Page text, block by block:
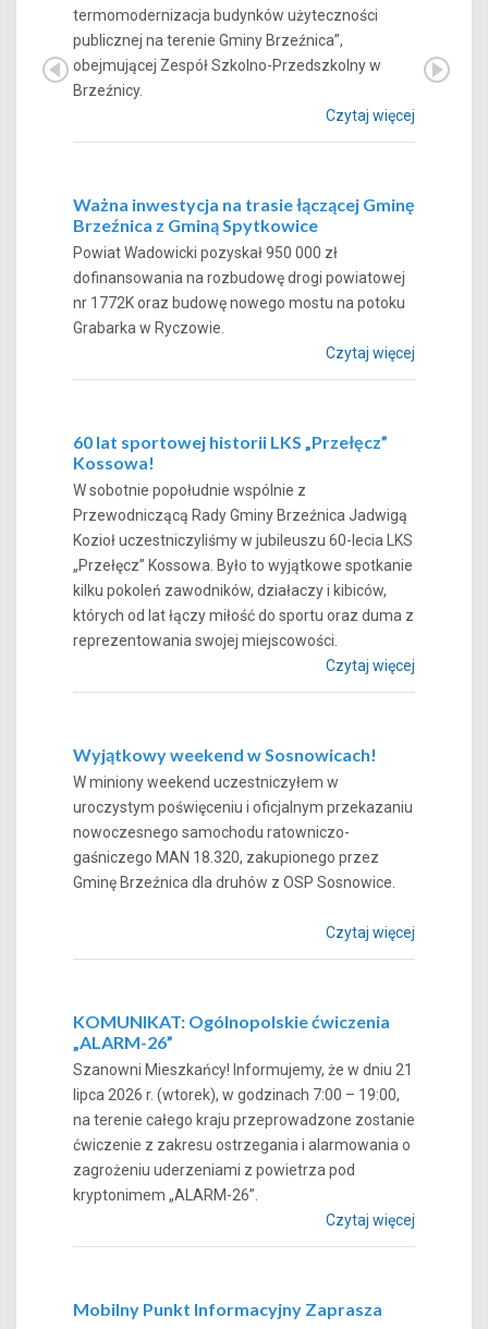
termomodernizacja budynków użyteczności
publicznej na terenie Gminy Brzeźnica”,
obejmującej Zespół Szkolno-Przedszkolny w
Brzeźnicy.
Czytaj więcej
Ważna inwestycja na trasie łączącej Gminę
Brzeźnica z Gminą Spytkowice
Powiat Wadowicki pozyskał 950 000 zł
dofinansowania na rozbudowę drogi powiatowej
nr 1772K oraz budowę nowego mostu na potoku
Grabarka w Ryczowie.
Czytaj więcej
60 lat sportowej historii LKS „Przełęcz”
Kossowa!
W sobotnie popołudnie wspólnie z
Przewodniczącą Rady Gminy Brzeźnica Jadwigą
Kozioł uczestniczyliśmy w jubileuszu 60-lecia LKS
„Przełęcz” Kossowa. Było to wyjątkowe spotkanie
kilku pokoleń zawodników, działaczy i kibiców,
których od lat łączy miłość do sportu oraz duma z
reprezentowania swojej miejscowości.
Czytaj więcej
Wyjątkowy weekend w Sosnowicach!
W miniony weekend uczestniczyłem w
uroczystym poświęceniu i oficjalnym przekazaniu
nowoczesnego samochodu ratowniczo-
gaśniczego MAN 18.320, zakupionego przez
Gminę Brzeźnica dla druhów z OSP Sosnowice.
Czytaj więcej
KOMUNIKAT: Ogólnopolskie ćwiczenia
„ALARM-26”
Szanowni Mieszkańcy! Informujemy, że w dniu 21
lipca 2026 r. (wtorek), w godzinach 7:00 – 19:00,
na terenie całego kraju przeprowadzone zostanie
ćwiczenie z zakresu ostrzegania i alarmowania o
zagrożeniu uderzeniami z powietrza pod
kryptonimem „ALARM-26”.
Czytaj więcej
Mobilny Punkt Informacyjny Zaprasza